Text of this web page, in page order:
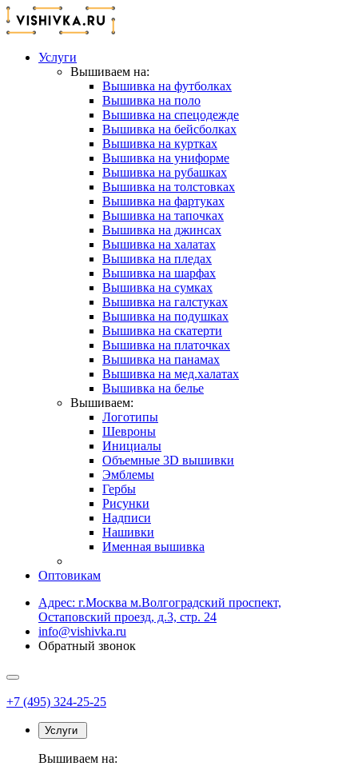
Услуги
Вышиваем на:
Вышивка на футболках
Вышивка на поло
Вышивка на спецодежде
Вышивка на бейсболках
Вышивка на куртках
Вышивка на униформе
Вышивка на рубашках
Вышивка на толстовках
Вышивка на фартуках
Вышивка на тапочках
Вышивка на джинсах
Вышивка на халатах
Вышивка на пледах
Вышивка на шарфах
Вышивка на сумках
Вышивка на галстуках
Вышивка на подушках
Вышивка на скатерти
Вышивка на платочках
Вышивка на панамах
Вышивка на мед.халатах
Вышивка на белье
Вышиваем:
Логотипы
Шевроны
Инициалы
Объемные 3D вышивки
Эмблемы
Гербы
Рисунки
Надписи
Нашивки
Именная вышивка
Оптовикам
Адрес: г.Москва м.Волгоградский проспект,
Остаповский проезд, д.3, стр. 24
info@vishivka.ru
Обратный звонок
+7 (495) 324-25-25
Услуги
Вышиваем на: